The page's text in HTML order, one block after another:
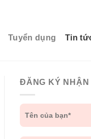
Tuyển dụng Tin
ĐĂNG KÝ NHẬN